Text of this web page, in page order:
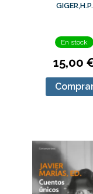
GIGER,H.P.
En stock
15,00